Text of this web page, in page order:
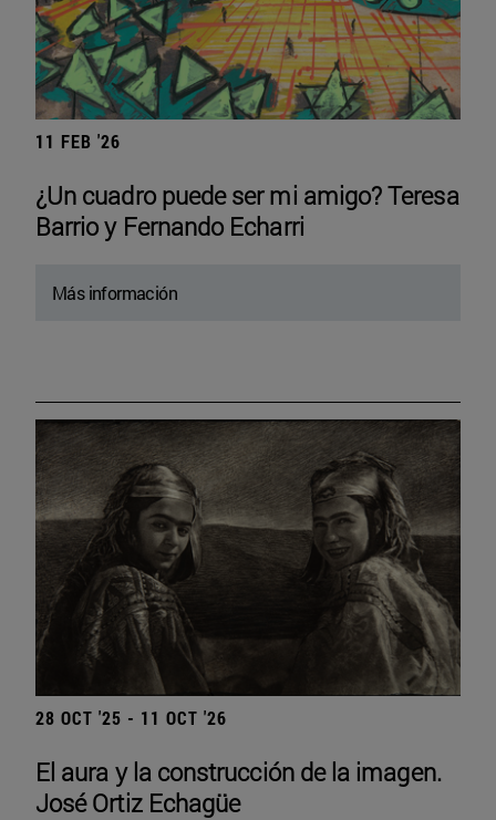
11 FEB '26
¿Un cuadro puede ser mi amigo? Teresa
Barrio y Fernando Echarri
Más información
28 OCT '25 - 11 OCT '26
El aura y la construcción de la imagen.
José Ortiz Echagüe